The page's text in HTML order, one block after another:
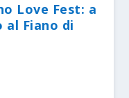
Love Fest: a
al Fiano di